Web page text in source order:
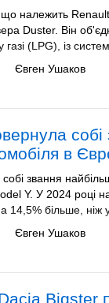
належить
Duster. Він
(LPG), із
Євген Ушаков
собі
в
звання
Y. У 2024 році
14,5% більше, ніж
Євген Ушаков
Bigster